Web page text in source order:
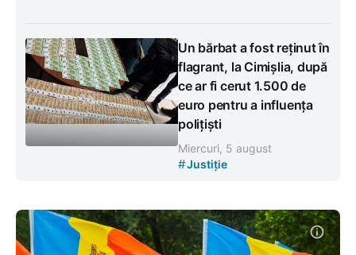
Un bărbat a fost reținut în
flagrant, la Cimișlia, după
ce ar fi cerut 1.500 de
euro pentru a influența
polițiști
Miercuri, 5 august
#Justiție